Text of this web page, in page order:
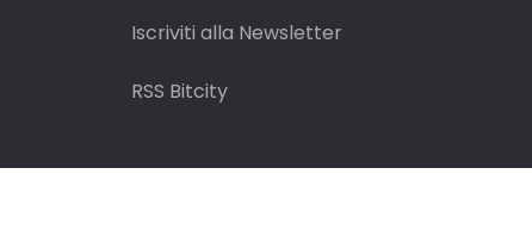
Iscriviti alla Newsletter
RSS Bitcity